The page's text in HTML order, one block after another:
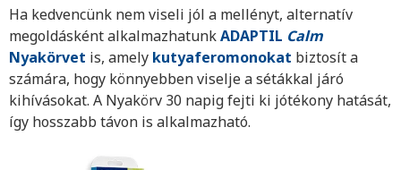
Ha kedvencünk nem viseli jól a mellényt, alternatív
megoldásként alkalmazhatunkADAPTIL Calm
Nyakörvet is, amely kutyaferomonokat biztosít a
számára, hogy könnyebben viselje a sétákkal járó
kihívásokat. A Nyakörv 30 napig fejti ki jótékony hatását,
így hosszabb távon is alkalmazható.